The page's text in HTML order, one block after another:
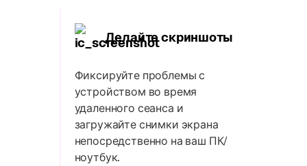
Делайте скриншоты
Фиксируйте проблемы с
устройством во время
удаленного сеанса и
загружайте снимки экрана
непосредственно на ваш ПК/
ноутбук.